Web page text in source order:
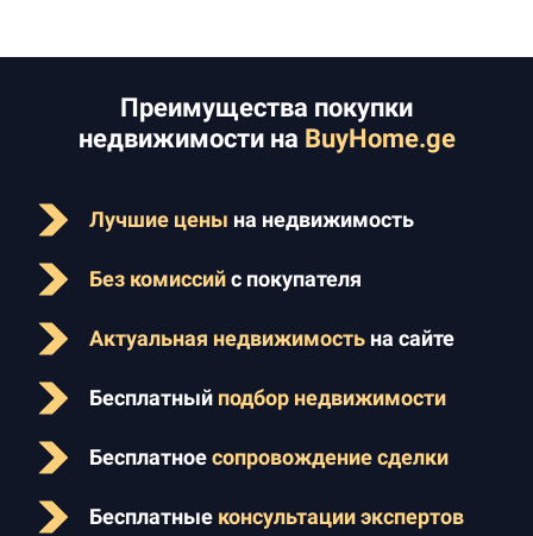
Преимущества покупки
недвижимости на BuyHome.ge
Лучшие цены на недвижимость
Без комиссийс покупателя
Актуальная недвижимость на сайте
Бесплатный подбор недвижимости
Бесплатноесопровождение сделки
Бесплатные консультации экспертов